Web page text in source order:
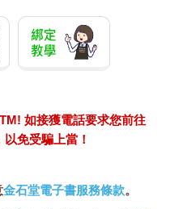
如接獲電話要求您前往
免受騙上當！
金石堂電子書服務條款。